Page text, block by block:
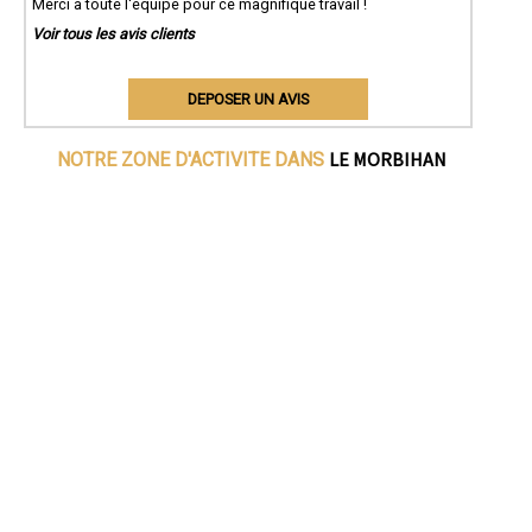
Merci à toute l'équipe pour ce magnifique travail !
Voir tous les avis clients
DEPOSER UN AVIS
NOTRE ZONE D'ACTIVITE DANS LE MORBIHAN